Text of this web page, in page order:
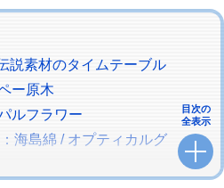
説素材のタイムテーブル
ー原木
ルフラワー
海島綿 / オプティカルグ
混鉄鉱 / アレクサンドリ
目次の
全表示